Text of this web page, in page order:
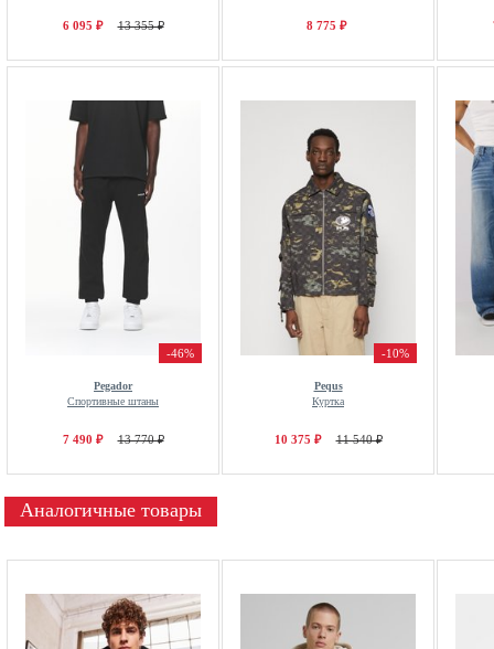
6 095 ₽ 13 355 ₽ 8 775 ₽
-46%
Pegador
Спортивные штаны
7 490 ₽ 13 770 ₽
-10%
Pequs
Куртка
10 375 ₽ 11 540 ₽
Аналогичные товары